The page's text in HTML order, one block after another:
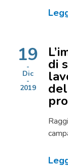
19
Dic
2019
di